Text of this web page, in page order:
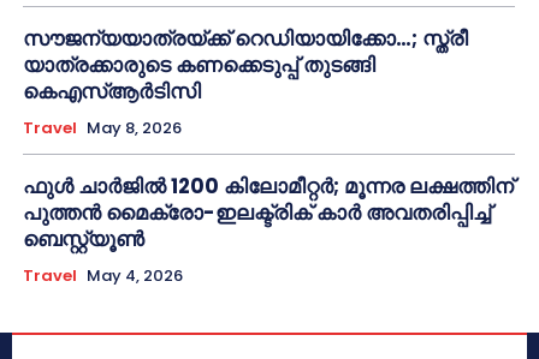
സൗജന്യയാത്രയ്ക്ക് റെഡിയായിക്കോ…; സ്ത്രീ
യാത്രക്കാരുടെ കണക്കെടുപ്പ് തുടങ്ങി
കെഎസ്ആര്‍ടിസി
Travel May 8, 2026
ഫുൾ ചാർജിൽ 1200 കിലോമീറ്റർ; മൂന്നര ലക്ഷത്തിന്
പുത്തൻ മൈക്രോ-ഇലക്ട്രിക് കാർ അവതരിപ്പിച്ച്
ബെസ്റ്റ്യൂൺ
Travel May 4, 2026